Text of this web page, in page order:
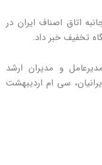
اتاق اصناف ایران در
تخفیف خبر داد.
و مدیران ارشد
سی ام اردیبهشت